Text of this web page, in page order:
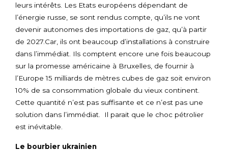
leurs intérêts. Les Etats européens dépendant de
l’énergie russe, se sont rendus compte, qu’ils ne vont
devenir autonomes des importations de gaz, qu’à partir
de 2027.Car, ils ont beaucoup d’installations à construire
dans l’immédiat. Ils comptent encore une fois beaucoup
sur la promesse américaine à Bruxelles, de fournir à
l’Europe 15 milliards de mètres cubes de gaz soit environ
10% de sa consommation globale du vieux continent.
Cette quantité n’est pas suffisante et ce n’est pas une
solution dans l’immédiat. Il parait que le choc pétrolier
est inévitable.
Le bourbier ukrainien